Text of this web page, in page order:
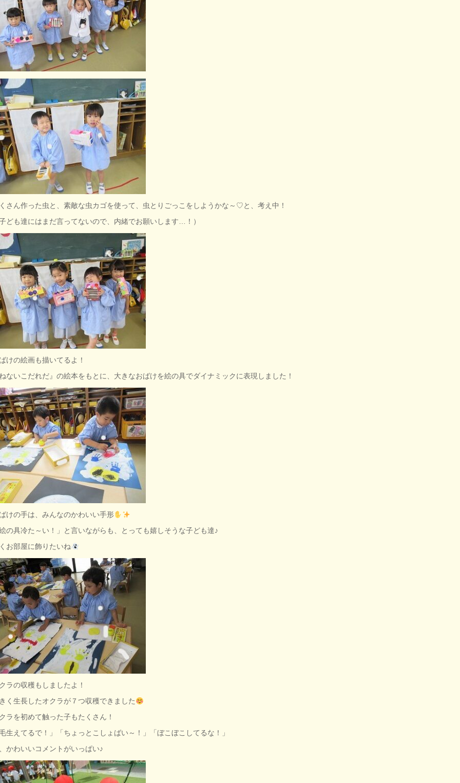
さん作った虫と、素敵な虫カゴを使って、虫とりごっこをしようかな～♡と、考え中！
ども達にはまだ言ってないので、内緒でお願いします…！）
けの絵画も描いてるよ！
ないこだれだ』の絵本をもとに、大きなおばけを絵の具でダイナミックに表現しました！
けの手は、みんなのかわいい手形
の具冷た～い！」と言いながらも、とっても嬉しそうな子ども達♪
お部屋に飾りたいね
ラの収穫もしましたよ！
く生長したオクラが７つ収穫できました
ラを初めて触った子もたくさん！
生えてるで！」「ちょっとこしょばい～！」「ぼこぼこしてるな！」
かわいいコメントがいっぱい♪